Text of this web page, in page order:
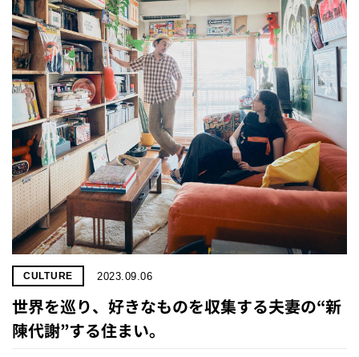
CULTURE 2023.09.06
世界を巡り、好きなものを収集する夫妻の“新
陳代謝”する住まい。